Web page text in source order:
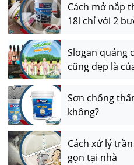
Cách mở nắp
18l chỉ với 2
Slogan quảng
cũng đẹp là
Sơn chống
không?
Cách xử lý
gọn tại nhà